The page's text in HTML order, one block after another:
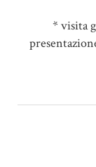
* visita